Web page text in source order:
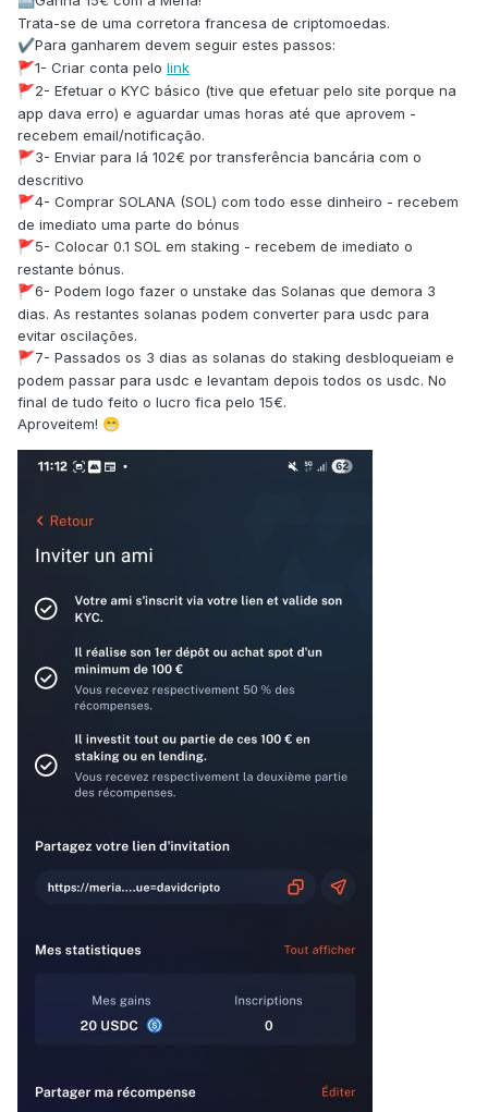
Trata-se de uma corretora francesa de criptomoedas.
✔️Para ganharem devem seguir estes passos:
🚩1- Criar conta pelo link
🚩2- Efetuar o KYC básico (tive que efetuar pelo site porque na
app dava erro) e aguardar umas horas até que aprovem -
recebem email/notificação.
🚩3- Enviar para lá 102€ por transferência bancária com o
descritivo
🚩4- Comprar SOLANA (SOL) com todo esse dinheiro - recebem
de imediato uma parte do bónus
🚩5- Colocar 0.1 SOL em staking - recebem de imediato o
restante bónus.
🚩6- Podem logo fazer o unstake das Solanas que demora 3
dias. As restantes solanas podem converter para usdc para
evitar oscilações.
🚩7- Passados os 3 dias as solanas do staking desbloqueiam e
podem passar para usdc e levantam depois todos os usdc. No
final de tudo feito o lucro fica pelo 15€.
Aproveitem! 😁